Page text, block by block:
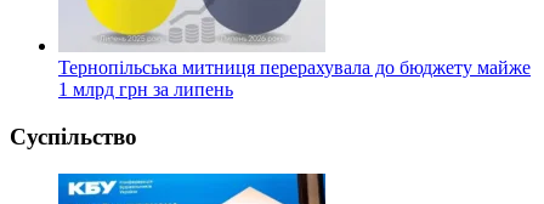
Тернопільська митниця перерахувала до бюджету майже
1 млрд грн за липень
Суспільство